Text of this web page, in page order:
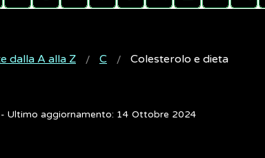
dalla A alla Z C Colesterolo e dieta
- Ultimo aggiornamento: 14 Ottobre 2024